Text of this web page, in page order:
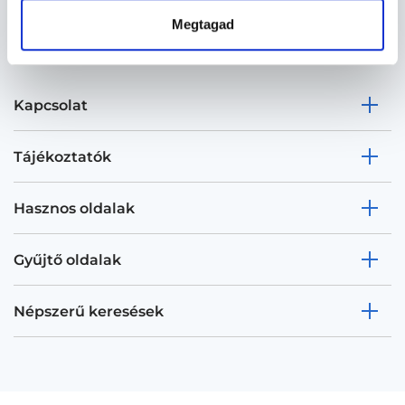
Megtagad
Kapcsolat
Tájékoztatók
Hasznos oldalak
Gyűjtő oldalak
Népszerű keresések